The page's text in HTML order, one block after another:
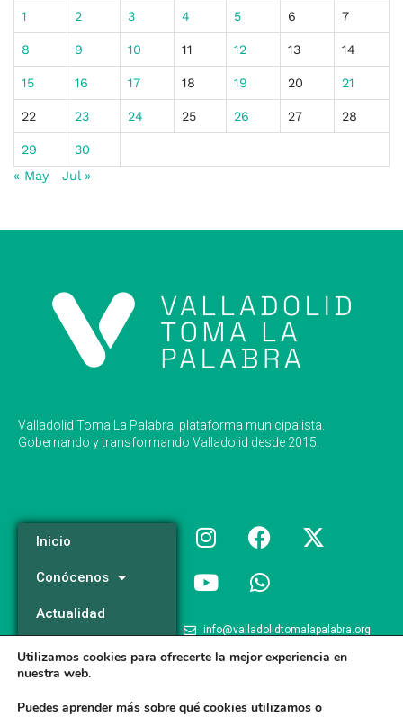
1 2 3 4 5 6 7
8 9 10 11 12 13 14
15 16 17 18 19 20 21
22 23 24 25 26 27 28
29
30
« May
Jul »
Valladolid Toma La Palabra, plataforma municipalista.
Gobernando y transformando Valladolid desde 2015.
Inicio
Conócenos
Actualidad
Programa
info@valladolidtomalapalabra.org
+34 983 426 124
Utilizamos cookies para ofrecerte la mejor experiencia en
nuestra web.
Puedes aprender más sobre qué cookies utilizamos o